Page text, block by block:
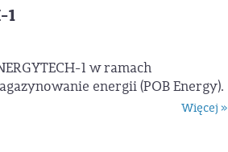
1
1 w ramach
energii (POB Energy).
Więcej »